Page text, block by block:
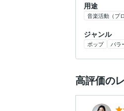
用途
音楽活動（プ
ジャンル
ポップ バラ
高評価の